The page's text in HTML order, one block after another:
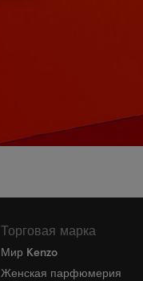
Торговая марка
Мир Kenzo
Женская парфюмерия